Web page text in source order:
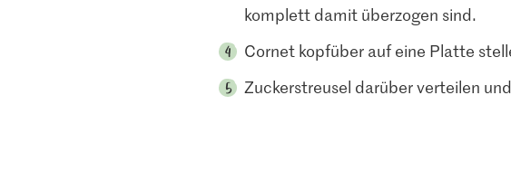
komplett damit überzogen sind.
Cornet kopfüber auf eine Platte
Zuckerstreusel darüber verteilen